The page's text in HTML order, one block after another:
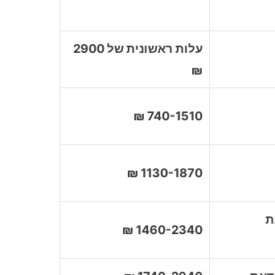
עלות ראשונית של 2900
₪
740-1510 ₪
1130-1870 ₪
1460-2340 ₪